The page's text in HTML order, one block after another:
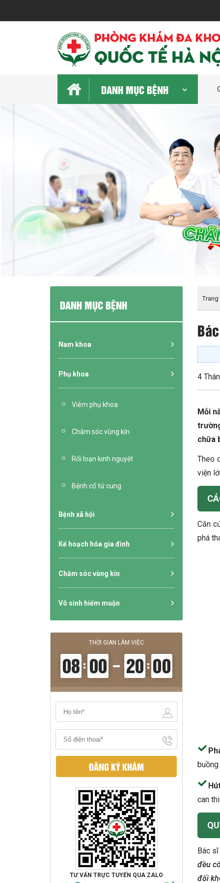
DANH MỤC BỆNH
DANH MỤC BỆNH
Nam khoa
Phụ khoa
Viêm phụ khoa
Chăm sóc vùng kín
Rối loạn kinh nguyệt
Bệnh cổ tử cung
Bệnh xã hội
Kế hoạch hóa gia đình
Chăm sóc vùng kín
Vô sinh hiếm muộn
THỜI GIAN LÀM VIỆC
ĐĂNG KÝ KHÁM
TƯ VẤN TRỰC TUYẾN QUA ZALO
Trang
4
Mỗi
chữa
Theo
viện
Căn
phá
can
Bác
đều
đối